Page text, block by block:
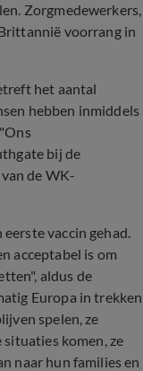
Zorgmedewerkers,
voorrang in
het aantal
hebben inmiddels
bij de
de WK-
vaccin gehad.
acceptabel is om
aldus de
Europa in trekken
spelen, ze
komen, ze
naar hun families en